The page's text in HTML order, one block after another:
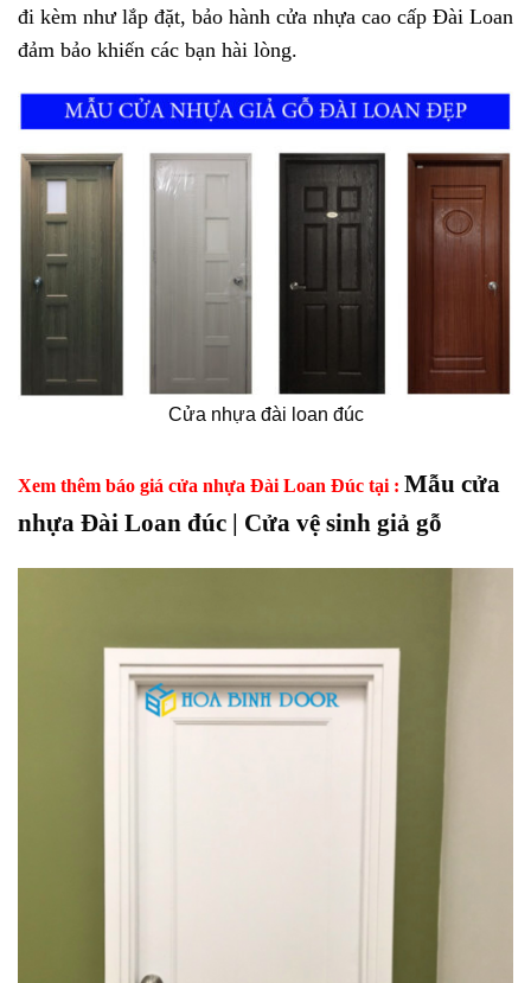
đi kèm như lắp đặt, bảo hành cửa nhựa cao cấp Đài Loan
đảm bảo khiến các bạn hài lòng.
Cửa nhựa đài loan đúc
Xem thêm báo giá cửa nhựa Đài Loan Đúc tại : Mẫu cửa
nhựa Đài Loan đúc | Cửa vệ sinh giả gỗ